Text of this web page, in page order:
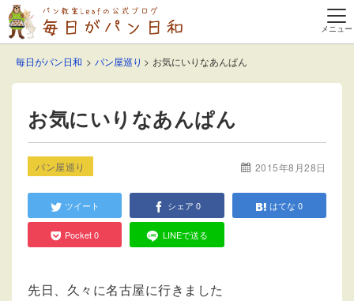
毎日がパン日和 パン屋巡り お気にいりなあんぱん
お気にいりなあんぱん
パン屋巡り 2015年8月28日
ツイート シェア 0 はてな 0
Pocket0 LINEで送る
先日、久々に名古屋に行きました